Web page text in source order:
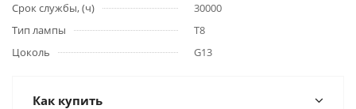
Срок службы, (ч)
30000
Тип лампы
T8
Цоколь
G13
Как купить